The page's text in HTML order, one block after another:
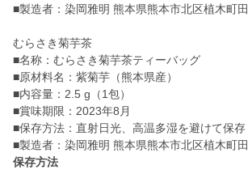
■製造者：染岡雅明 熊本県熊本市北区植木町
むらさき菊芋茶
■名称：むらさき菊芋茶ティーバッグ
■原材料名：紫菊芋（熊本県産）
■内容量：2.5 g（1包）
■賞味期限：2023年8月
■保存方法：直射日光、高温多湿を避けて保存
■製造者：染岡雅明 熊本県熊本市北区植木町
保存方法